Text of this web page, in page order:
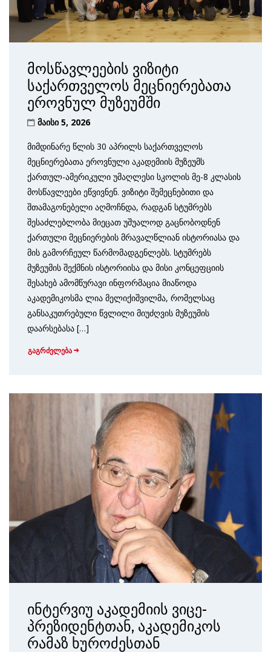
მოსწავლეების ვიზიტი
საქართველოს მეცნიერებათა
ეროვნულ მუზეუმში
მაისი 5, 2026
მიმდინარე წლის 30 აპრილს საქართველოს
მეცნიერებათა ეროვნული აკადემიის მუზეუმს
ქართულ-ამერიკული უმაღლესი სკოლის მე-8 კლასის
მოსწავლეები ეწვივნენ. ვიზიტი შემეცნებითი და
შთამაგონებელი აღმოჩნდა, რადგან სტუმრებს
შესაძლებლობა მიეცათ უშუალოდ გაცნობოდნენ
ქართული მეცნიერების მრავალწლიან ისტორიასა და
მის გამორჩეულ წარმომადგენლებს. სტუმრებს
მუზეუმის შექმნის ისტორიისა და მისი კონცეფციის
შესახებ ამომწურავი ინფორმაცია მიაწოდა
აკადემიკოსმა ლია მელიქიშვილმა, რომელსაც
განსაკუთრებული წვლილი მიუძღვის მუზეუმის
დაარსებასა […]
გაგრძელება
ინტერვიუ აკადემიის ვიცე-
პრეზიდენტთან, აკადემიკოს
რამაზ ხუროძესთან